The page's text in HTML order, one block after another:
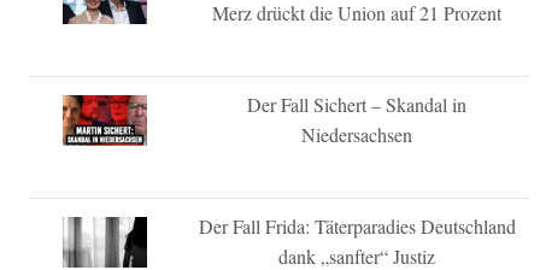
Merz drückt die Union auf 21 Prozent
Der Fall Sichert – Skandal in
Niedersachsen
Der Fall Frida: Täterparadies Deutschland
dank „sanfter“ Justiz